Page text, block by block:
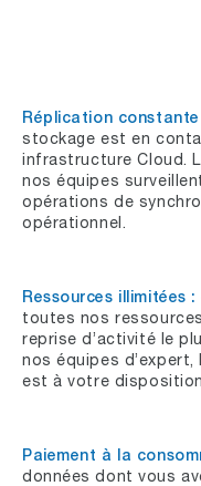
Réplication
stockage est en
infrastructure Cloud.
nos équipes
opérations de
opérationnel.
Ressources illimitées :
toutes nos
reprise d’activité le
nos équipes
est à votre
Paiement à la
données dont vous